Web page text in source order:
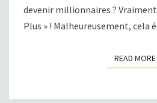
devenir millionnaires ? Vraiment
Plus » ! Malheureusement, cela
READ MORE